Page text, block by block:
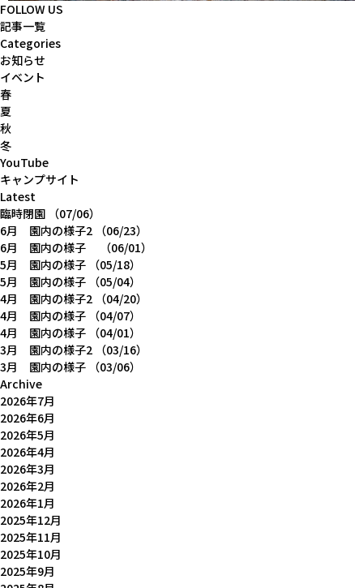
FOLLOW US
記事一覧
Categories
お知らせ
イベント
春
夏
秋
冬
YouTube
キャンプサイト
Latest
臨時閉園 （07/06）
6月 園内の様子2 （06/23）
6月 園内の様子
（06/01）
5月 園内の様子 （05/18）
5月 園内の様子 （05/04）
4月 園内の様子2 （04/20）
4月 園内の様子 （04/07）
4月 園内の様子 （04/01）
3月 園内の様子2 （03/16）
3月 園内の様子 （03/06）
Archive
2026年7月
2026年6月
2026年5月
2026年4月
2026年3月
2026年2月
2026年1月
2025年12月
2025年11月
2025年10月
2025年9月